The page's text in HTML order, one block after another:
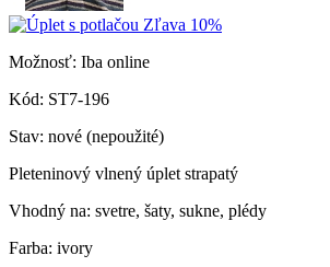
Možnosť: Iba online
Kód: ST7-196
Stav: nové (nepoužité)
Pleteninový vlnený úplet strapatý
Vhodný na: svetre, šaty, sukne, plédy
Farba: ivory